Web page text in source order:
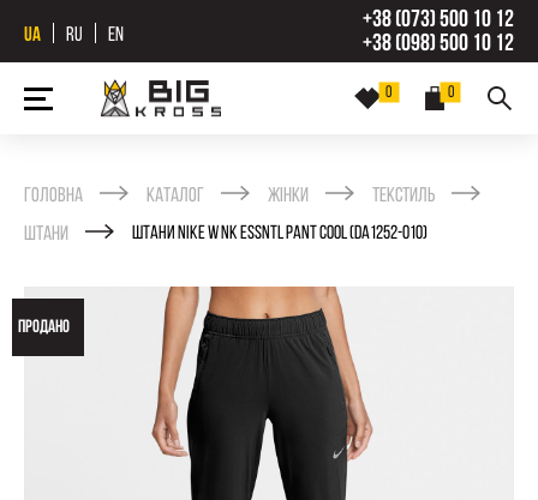
UA RU EN
+38 (073) 500 10 12
+38 (098) 500 10 12
0
0
Головна Каталог Жінки
Текстиль
Штани
ШТАНИ NIKE W NK ESSNTL PANT COOL (DA1252-010)
ПРОДАНО